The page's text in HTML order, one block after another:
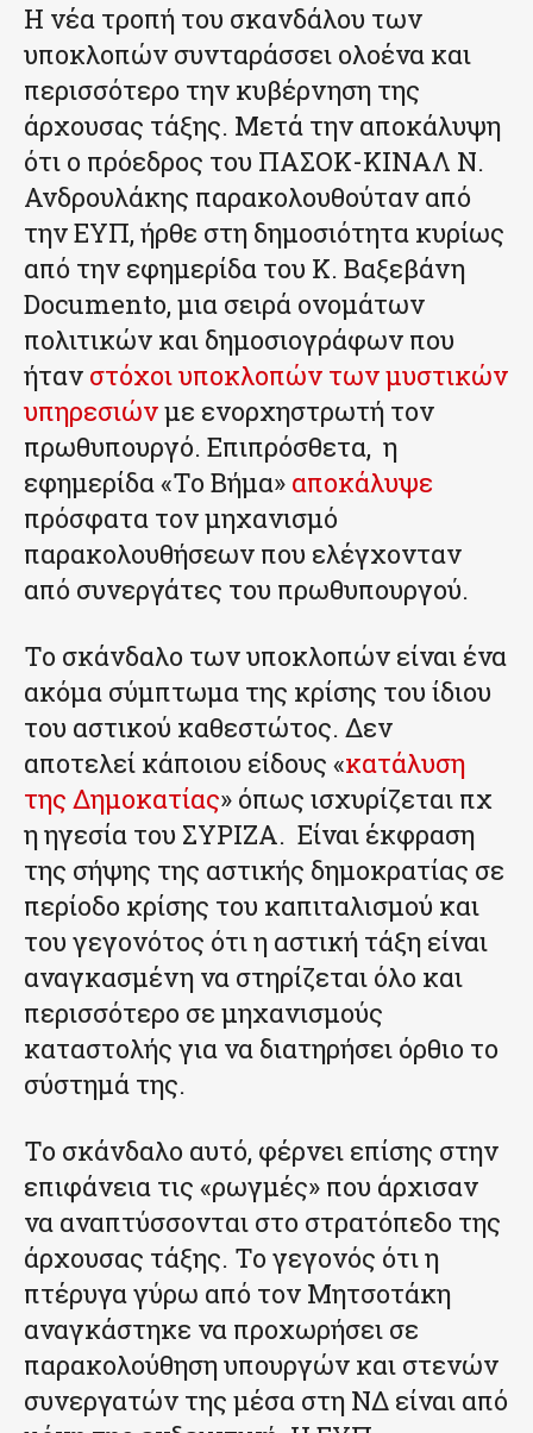
Η νέα τροπή του σκανδάλου των
υποκλοπών συνταράσσει ολοένα και
περισσότερο την κυβέρνηση της
άρχουσας τάξης. Μετά την αποκάλυψη
ότι ο πρόεδρος του ΠΑΣΟΚ-ΚΙΝΑΛ Ν.
Ανδρουλάκης παρακολουθούταν από
την ΕΥΠ, ήρθε στη δημοσιότητα κυρίως
από την εφημερίδα του Κ. Βαξεβάνη
Documento, μια σειρά ονομάτων
πολιτικών και δημοσιογράφων που
ήταν στόχοι υποκλοπών των μυστικών
υπηρεσιώνμε ενορχηστρωτή τον
πρωθυπουργό. Επιπρόσθετα, η
εφημερίδα «Το Βήμα» αποκάλυψε
πρόσφατα τον μηχανισμό
παρακολουθήσεων που ελέγχονταν
από συνεργάτες του πρωθυπουργού.
Το σκάνδαλο των υποκλοπών είναι ένα
ακόμα σύμπτωμα της κρίσης του ίδιου
του αστικού καθεστώτος. Δεν
αποτελεί κάποιου είδους «κατάλυση
της Δημοκατίας» όπως ισχυρίζεται πχ
η ηγεσία του ΣΥΡΙΖΑ. Είναι έκφραση
της σήψης της αστικής δημοκρατίας σε
περίοδο κρίσης του καπιταλισμού και
του γεγονότος ότι η αστική τάξη είναι
αναγκασμένη να στηρίζεται όλο και
περισσότερο σε μηχανισμούς
καταστολής για να διατηρήσει όρθιο το
σύστημά της.
Το σκάνδαλο αυτό, φέρνει επίσης στην
επιφάνεια τις «ρωγμές» που άρχισαν
να αναπτύσσονται στο στρατόπεδο της
άρχουσας τάξης. Το γεγονός ότι η
πτέρυγα γύρω από τον Μητσοτάκη
αναγκάστηκε να προχωρήσει σε
παρακολούθηση υπουργών και στενών
συνεργατών της μέσα στη ΝΔ είναι από